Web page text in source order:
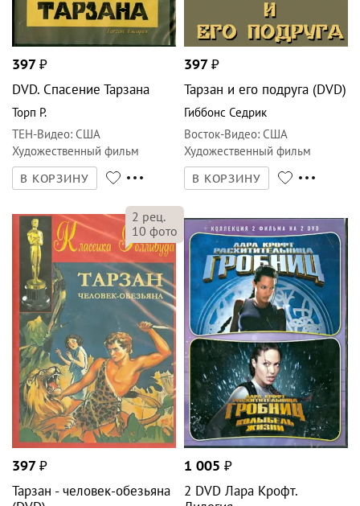
397₽
DVD. Спасение Тарзана
Торп Р.
ТЕН-Видео: США
Художественный фильм
В КОРЗИНУ
397₽
Тарзан и его подруга (DVD)
Гиббонс Седрик
Восток-Видео: США
Художественный фильм
В КОРЗИНУ
2 рец.
10 фото
397₽
Тарзан - человек-обезьяна
1 005 ₽
2 DVD Лара Крофт.